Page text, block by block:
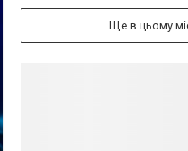
Ще в цьому